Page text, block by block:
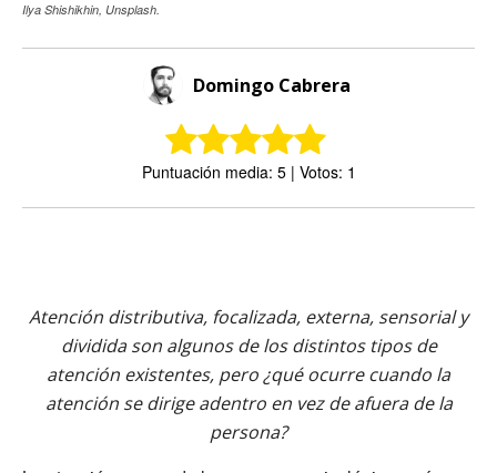
Ilya Shishikhin, Unsplash.
Domingo Cabrera
Puntuación media: 5 | Votos: 1
Atención distributiva, focalizada, externa, sensorial y
dividida son algunos de los distintos tipos de
atención existentes, pero ¿qué ocurre cuando la
atención se dirige adentro en vez de afuera de la
persona?